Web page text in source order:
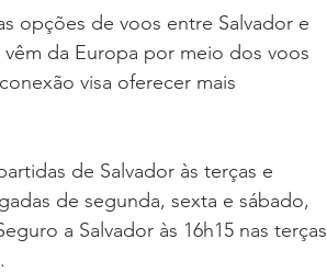
opções de voos entre Salvador e
da Europa por meio dos voos
visa oferecer mais
de Salvador às terças e
de segunda, sexta e sábado,
a Salvador às 16h15 nas terças